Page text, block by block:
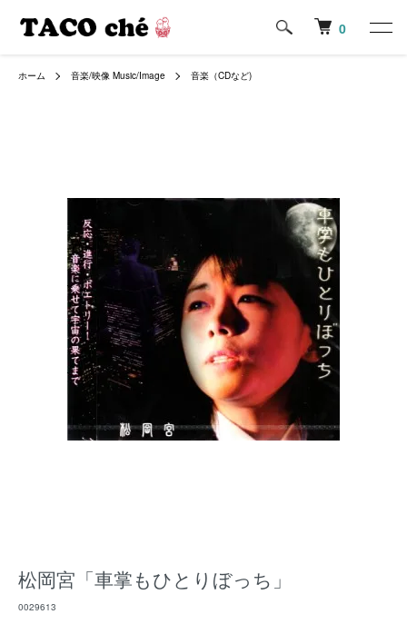
0
ホーム 音楽/映像 Music/Image 音楽（CDなど)
松岡宮「車掌もひとりぼっち」
0029613